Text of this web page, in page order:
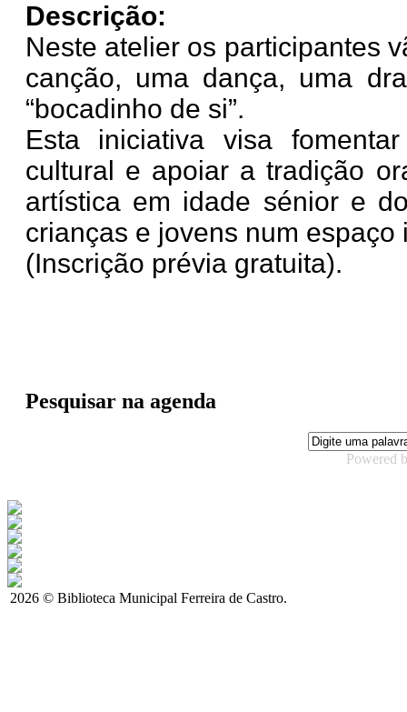
Descrição:
Neste atelier os participantes
canção, uma dança, uma
“bocadinho de si”.
Esta iniciativa visa
cultural e apoiar a tradição
artística em idade sénior e
crianças e jovens num espaço
(Inscrição prévia gratuita).
Pesquisar na agenda
Powered
2026 © Biblioteca Municipal Ferreira de Castro.